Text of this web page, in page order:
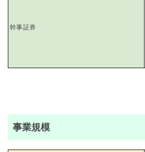
幹事証券
事業規模